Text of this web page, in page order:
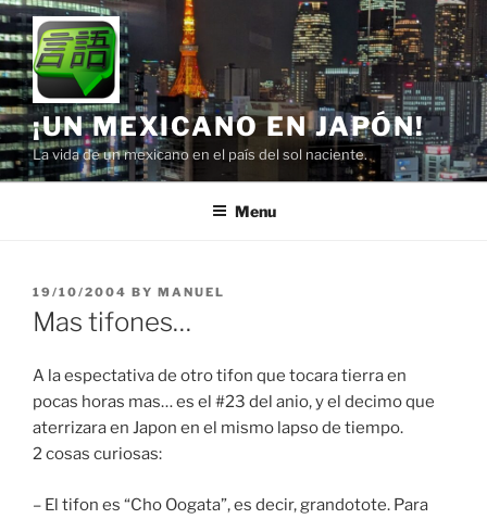
Skip
to
content
¡UN MEXICANO EN JAPÓN!
La vida de un mexicano en el país del sol naciente.
Menu
POSTED
ON
19/10/2004 BY MANUEL
Mas tifones…
A la espectativa de otro tifon que tocara tierra en
pocas horas mas… es el #23 del anio, y el decimo que
aterrizara en Japon en el mismo lapso de tiempo.
2 cosas curiosas:
– El tifon es “Cho Oogata”, es decir, grandotote. Para